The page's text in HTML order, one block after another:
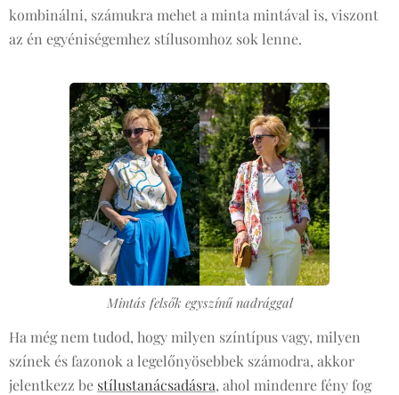
kombinálni, számukra mehet a minta mintával is, viszont
az én egyéniségemhez stílusomhoz sok lenne.
Mintás felsők egyszínű nadrággal
Ha még nem tudod, hogy milyen színtípus vagy, milyen
színek és fazonok a legelőnyösebbek számodra, akkor
jelentkezz be stílustanácsadásra, ahol mindenre fény fog